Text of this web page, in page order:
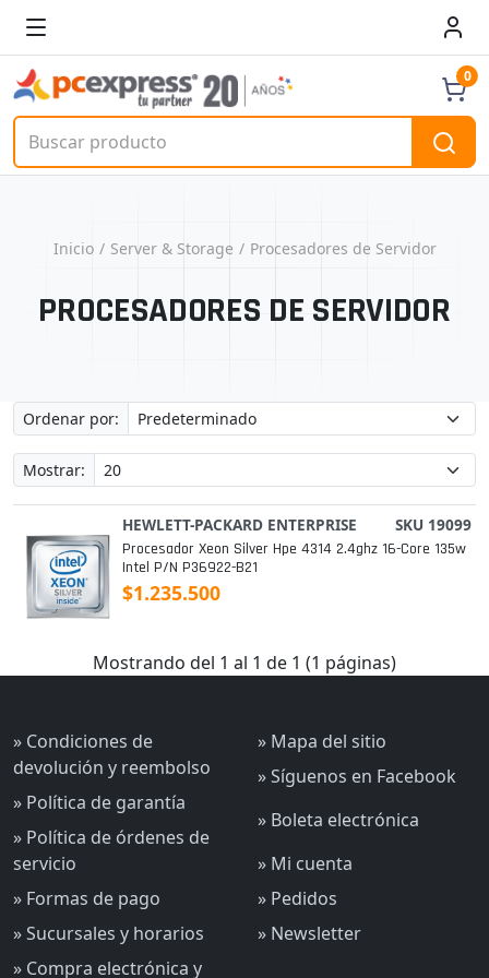
0
Inicio Server & Storage Procesadores de Servidor
PROCESADORES DE SERVIDOR
Ordenar por:
Mostrar:
HEWLETT-PACKARD ENTERPRISE SKU 19099
Procesador Xeon Silver Hpe 4314 2.4ghz 16-Core 135w
Intel P/n P36922-B21
$1.235.500
Mostrando del 1 al 1 de 1 (1 páginas)
» Condiciones de
devolución y reembolso
» Política de garantía
» Política de órdenes de
servicio
» Formas de pago
» Sucursales y horarios
» Compra electrónica y
» Mapa del sitio
» Síguenos en Facebook
» Boleta electrónica
» Mi cuenta
» Pedidos
» Newsletter